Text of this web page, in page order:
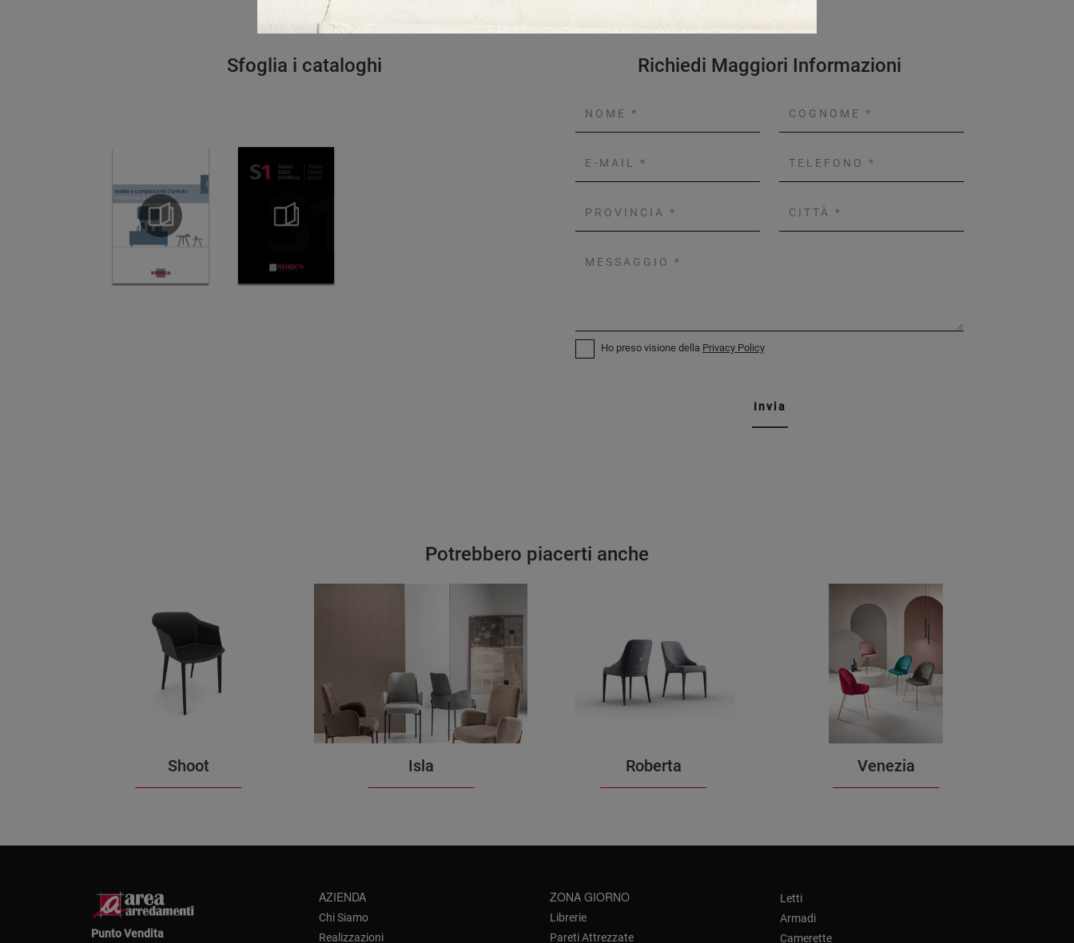
Sfoglia i cataloghi Richiedi Maggiori Informazioni
Ho preso visione della Privacy Policy
Invia
Potrebbero piacerti anche
Shoot Isla Roberta Venezia
Punto Vendita
AZIENDA
Chi Siamo
Realizzazioni
ZONA GIORNO
Librerie
Pareti Attrezzate
Letti
Armadi
Camerette